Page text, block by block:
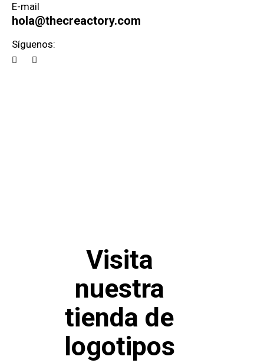
E-mail
hola@thecreactory.com
Síguenos:
Visita
nuestra
tienda de
logotipos